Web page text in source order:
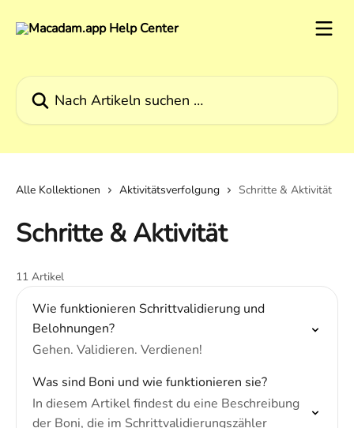
Alle Kollektionen Aktivitätsverfolgung Schritte & Aktivität
Schritte & Aktivität
11 Artikel
Wie funktionieren Schrittvalidierung und
Belohnungen?
Gehen. Validieren. Verdienen!
Was sind Boni und wie funktionieren sie?
In diesem Artikel findest du eine Beschreibung
der Boni, die im Schrittvalidierungszähler